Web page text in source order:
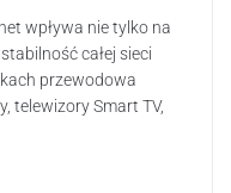
wpływa nie tylko na
całej sieci
przewodowa
telewizory Smart TV,